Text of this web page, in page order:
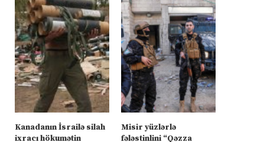
Kanadanın İsrailə silah
ixracı hökumətin
Misir yüzlərlə
fələstinlini “Qəzza